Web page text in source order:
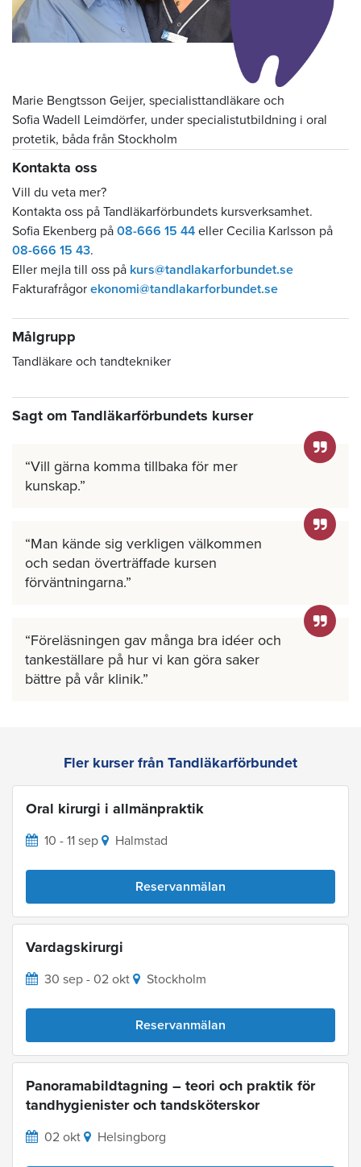
Marie Bengtsson Geijer, specialisttandläkare och
Sofia Wadell Leimdörfer, under specialistutbildning i oral
protetik, båda från Stockholm
Kontakta oss
Vill du veta mer?
Kontakta oss på Tandläkarförbundets kursverksamhet.
Sofia Ekenberg på 08-666 15 44 eller Cecilia Karlsson på
08-666 15 43.
Eller mejla till oss på kurs@tandlakarforbundet.se
Fakturafrågor ekonomi@tandlakarforbundet.se
Målgrupp
Tandläkare och tandtekniker
Sagt om Tandläkarförbundets kurser
Vill gärna komma tillbaka för mer
kunskap.
Man kände sig verkligen välkommen
och sedan överträffade kursen
förväntningarna.
Föreläsningen gav många bra idéer och
tankeställare på hur vi kan göra saker
bättre på vår klinik.
Fler kurser från Tandläkarförbundet
Oral kirurgi i allmänpraktik
10 - 11 sep Halmstad
Reservanmälan
Vardagskirurgi
30 sep - 02 okt Stockholm
Reservanmälan
Panoramabildtagning – teori och praktik för
tandhygienister och tandsköterskor
02 okt Helsingborg